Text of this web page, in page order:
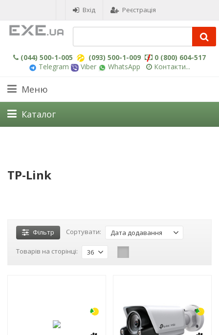
Вхід Реєстрація
(044) 500-1-005 (093) 500-1-009
0 (800) 604-517
Telegram
Viber WhatsApp Контакти...
Меню
Каталог
TP-Link
Фільтр Сортувати: Дата додавання
Товарів на сторінці: 36